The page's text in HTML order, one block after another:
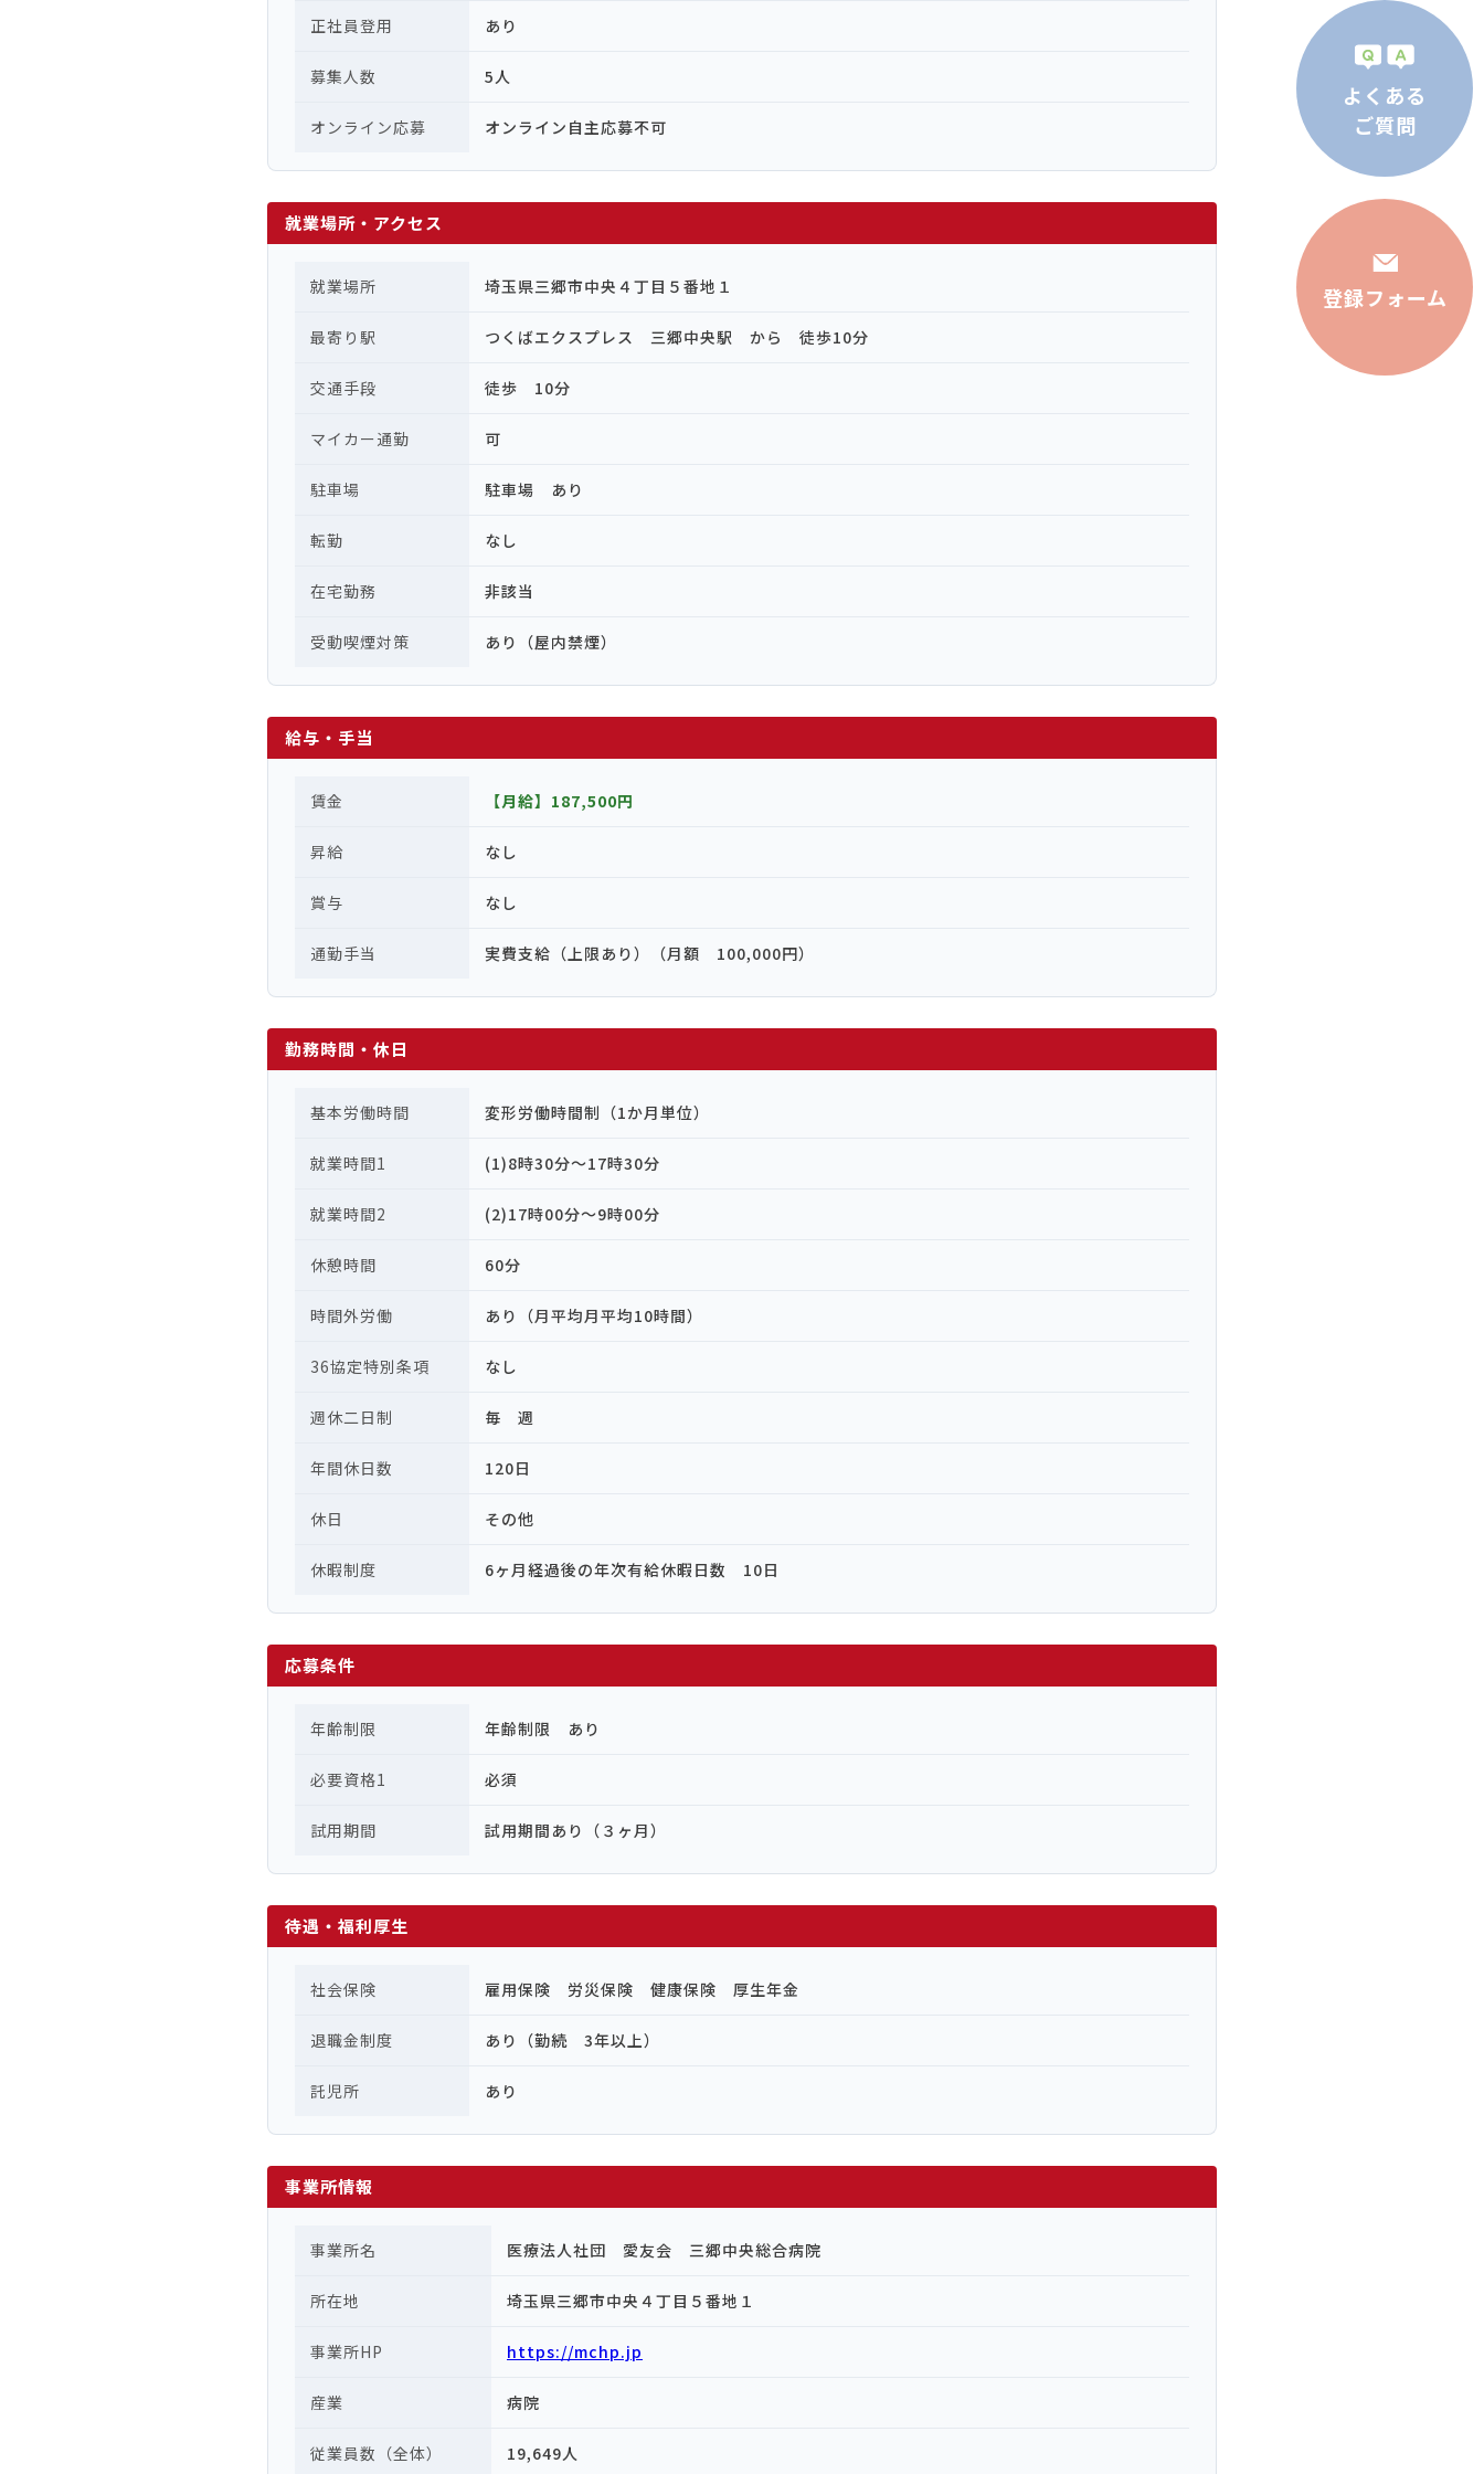
正社員登用 あり
募集人数 5人
オンライン応募 オンライン自主応募不可
就業場所・アクセス
就業場所 埼玉県三郷市中央４丁目５番地１
最寄り駅 つくばエクスプレス 三郷中央駅 から 徒歩10分
交通手段 徒歩 10分
マイカー通勤 可
駐車場 駐車場 あり
転勤 なし
在宅勤務 非該当
受動喫煙対策 あり（屋内禁煙）
給与・手当
賃金 【月給】187,500円
昇給 なし
賞与 なし
通勤手当 実費支給（上限あり）（月額 100,000円）
勤務時間・休日
基本労働時間 変形労働時間制（1か月単位）
就業時間1 (1)8時30分～17時30分
就業時間2 (2)17時00分～9時00分
休憩時間 60分
時間外労働 あり（月平均月平均10時間）
36協定特別条項 なし
週休二日制 毎 週
年間休日数 120日
休日 その他
休暇制度 6ヶ月経過後の年次有給休暇日数 10日
応募条件
年齢制限 年齢制限 あり
必要資格1 必須
試用期間 試用期間あり（３ヶ月）
待遇・福利厚生
社会保険 雇用保険 労災保険 健康保険 厚生年金
退職金制度 あり（勤続 3年以上）
託児所 あり
事業所情報
事業所名 医療法人社団 愛友会 三郷中央総合病院
所在地 埼玉県三郷市中央４丁目５番地１
事業所HP https://mchp.jp
産業 病院
従業員数（全体） 19,649人
よくある
ご質問
登録フォーム